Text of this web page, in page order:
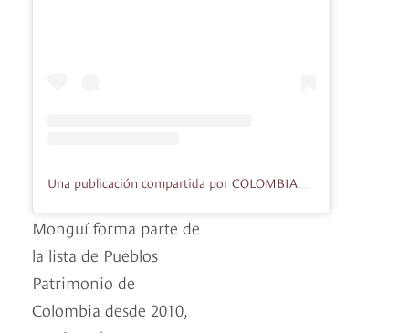
Monguí forma parte de
la lista de Pueblos
Patrimonio de
Colombia desde 2010,